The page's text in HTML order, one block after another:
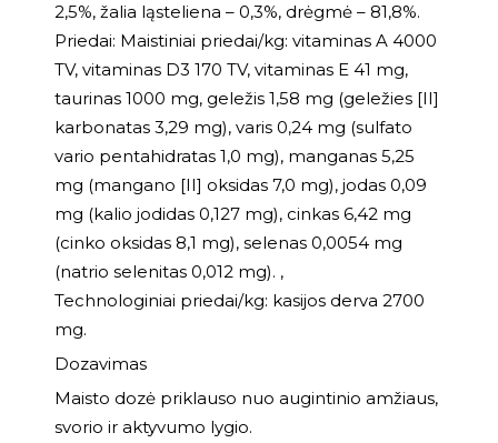
2,5%, žalia ląsteliena – 0,3%, drėgmė – 81,8%.
Priedai: Maistiniai priedai/kg: vitaminas A 4000
TV, vitaminas D3 170 TV, vitaminas E 41 mg,
taurinas 1000 mg, geležis 1,58 mg (geležies [II]
karbonatas 3,29 mg), varis 0,24 mg (sulfato
vario pentahidratas 1,0 mg), manganas 5,25
mg (mangano [II] oksidas 7,0 mg), jodas 0,09
mg (kalio jodidas 0,127 mg), cinkas 6,42 mg
(cinko oksidas 8,1 mg), selenas 0,0054 mg
(natrio selenitas 0,012 mg). ,
Technologiniai priedai/kg: kasijos derva 2700
mg.
Dozavimas
Maisto dozė priklauso nuo augintinio amžiaus,
svorio ir aktyvumo lygio.